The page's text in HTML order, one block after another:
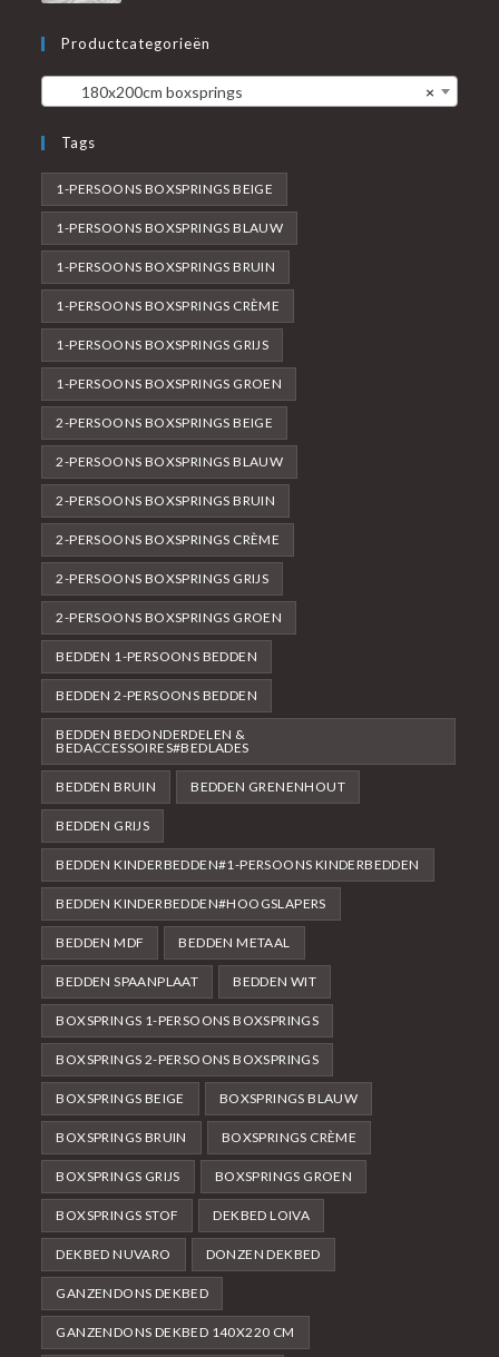
Productcategorieën
×
180x200cm boxsprings
Tags
1-PERSOONS BOXSPRINGS BEIGE
1-PERSOONS BOXSPRINGS BLAUW
1-PERSOONS BOXSPRINGS BRUIN
1-PERSOONS BOXSPRINGS CRÈME
1-PERSOONS BOXSPRINGS GRIJS
1-PERSOONS BOXSPRINGS GROEN
2-PERSOONS BOXSPRINGS BEIGE
2-PERSOONS BOXSPRINGS BLAUW
2-PERSOONS BOXSPRINGS BRUIN
2-PERSOONS BOXSPRINGS CRÈME
2-PERSOONS BOXSPRINGS GRIJS
2-PERSOONS BOXSPRINGS GROEN
BEDDEN 1-PERSOONS BEDDEN
BEDDEN 2-PERSOONS BEDDEN
BEDDEN BEDONDERDELEN &
BEDACCESSOIRES#BEDLADES
BEDDEN BRUIN BEDDEN GRENENHOUT
BEDDEN GRIJS
BEDDEN KINDERBEDDEN#1-PERSOONS KINDERBEDDEN
BEDDEN KINDERBEDDEN#HOOGSLAPERS
BEDDEN MDF BEDDEN METAAL
BEDDEN SPAANPLAAT BEDDEN WIT
BOXSPRINGS 1-PERSOONS BOXSPRINGS
BOXSPRINGS 2-PERSOONS BOXSPRINGS
BOXSPRINGS BEIGE BOXSPRINGS BLAUW
BOXSPRINGS BRUIN BOXSPRINGS CRÈME
BOXSPRINGS GRIJS BOXSPRINGS GROEN
BOXSPRINGS STOF DEKBED LOIVA
DEKBED NUVARO DONZEN DEKBED
GANZENDONS DEKBED
GANZENDONS DEKBED 140X220 CM